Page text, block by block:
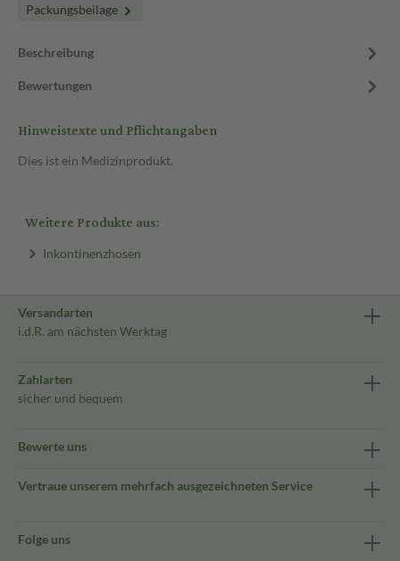
Packungsbeilage
Beschreibung
Bewertungen
Hinweistexte und Pflichtangaben
Dies ist ein Medizinprodukt.
Weitere Produkte aus:
Inkontinenzhosen
Versandarten
i.d.R. am nächsten Werktag
Zahlarten
sicher und bequem
Bewerte uns
Vertraue unserem mehrfach ausgezeichneten Service
Folge uns